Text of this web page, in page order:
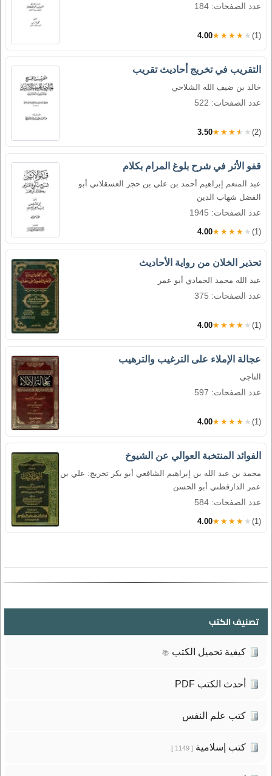
عدد الصفحات: 184
4.00★★★★★ (1)
التقريب في تخريج أحاديث تقريب
خالد بن ضيف الله الشلاحي
عدد الصفحات: 522
3.50★★★★★ (2)
قفو الأثر في شرح بلوغ المرام بكلام
عبد المنعم إبراهيم أحمد بن علي بن حجر العسقلاني أبو
الفضل شهاب الدين
عدد الصفحات: 1945
4.00★★★★★ (1)
تحذير الخلان من رواية الأحاديث
عبد الله محمد الحمادي أبو عمر
عدد الصفحات: 375
4.00★★★★★ (1)
عجالة الإملاء على الترغيب والترهيب
الناجي
عدد الصفحات: 597
4.00★★★★★ (1)
الفوائد المنتخبة العوالي عن الشيوخ
محمد بن عبد الله بن إبراهيم الشافعي أبو بكر تخريج: علي بن
عمر الدارقطني أبو الحسن
عدد الصفحات: 584
4.00★★★★★ (1)
تصنيف الكتب
كيفية تحميل الكتب 📚
أحدث الكتب PDF
كتب علم النفس
كتب إسلامية[ 1149 ]